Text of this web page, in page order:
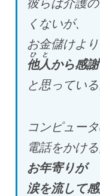
彼らは介護
くないが、
お金儲けよ
他人
ひと
から感
と思っている
コンピュー
電話をかける
お年寄りが
涙を流して感